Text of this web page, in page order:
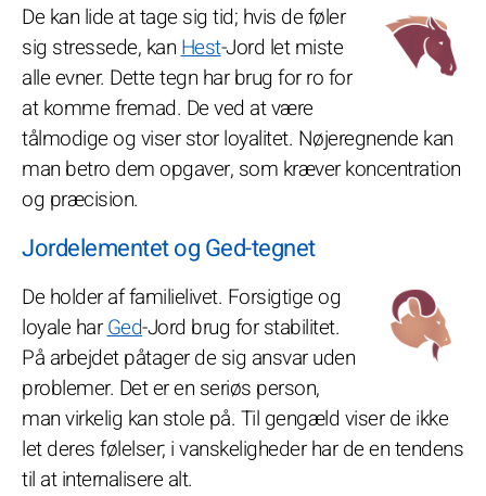
De kan lide at tage sig tid; hvis de føler
sig stressede, kan Hest-Jord let miste
alle evner. Dette tegn har brug for ro for
at komme fremad. De ved at være
tålmodige og viser stor loyalitet. Nøjeregnende kan
man betro dem opgaver, som kræver koncentration
og præcision.
Jordelementet og Ged-tegnet
De holder af familielivet. Forsigtige og
loyale harGed-Jord brug for stabilitet.
På arbejdet påtager de sig ansvar uden
problemer. Det er en seriøs person,
man virkelig kan stole på. Til gengæld viser de ikke
let deres følelser; i vanskeligheder har de en tendens
til at internalisere alt.